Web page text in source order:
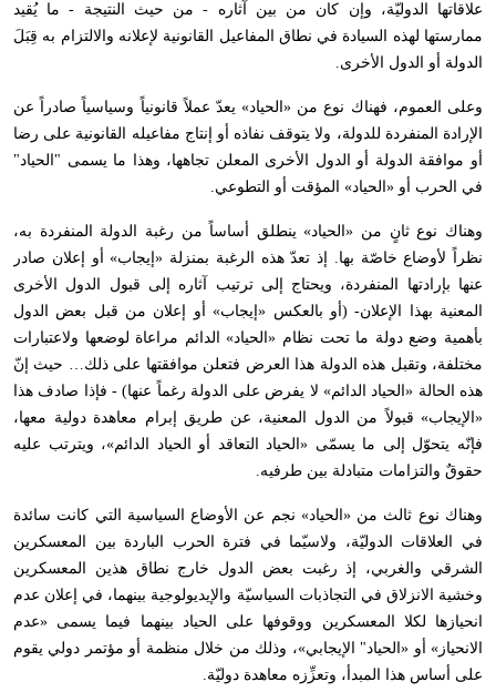
علاقاتها الدوليّة، وإن كان من بين آثاره - من حيث النتيجة - ما يُقيد
ممارستها لهذه السيادة في نطاق المفاعيل القانونية لإعلانه والالتزام به قِبَلَ
الدولة أو الدول الأخرى.
وعلى العموم، فهناك نوع من «الحياد» يعدّ عملاً قانونياً وسياسياً صادراً عن
الإرادة المنفردة للدولة، ولا يتوقف نفاذه أو إنتاج مفاعيله القانونية على رضا
أو موافقة الدولة أو الدول الأخرى المعلن تجاهها، وهذا ما يسمى "الحياد"
في الحرب أو «الحياد» المؤقت أو التطوعي.
وهناك نوع ثانٍ من «الحياد» ينطلق أساساً من رغبة الدولة المنفردة به،
نظراً لأوضاع خاصّة بها. إذ تعدّ هذه الرغبة بمنزلة «إيجاب» أو إعلان صادر
عنها بإرادتها المنفردة، ويحتاج إلى ترتيب آثاره إلى قبول الدول الأخرى
المعنية بهذا الإعلان- (أو بالعكس «إيجاب» أو إعلان من قبل بعض الدول
بأهمية وضع دولة ما تحت نظام «الحياد» الدائم مراعاة لوضعها ولاعتبارات
مختلفة، وتقبل هذه الدولة هذا العرض فتعلن موافقتها على ذلك… حيث إنّ
هذه الحالة «الحياد الدائم» لا يفرض على الدولة رغماً عنها) - فإذا صادف هذا
«الإيجاب» قبولاً من الدول المعنية، عن طريق إبرام معاهدة دولية معها،
فإنّه يتحوّل إلى ما يسمّى «الحياد التعاقد أو الحياد الدائم»، ويترتب عليه
حقوقٌ والتزامات متبادلة بين طرفيه.
وهناك نوع ثالث من «الحياد» نجم عن الأوضاع السياسية التي كانت سائدة
في العلاقات الدوليّة، ولاسيّما في فترة الحرب الباردة بين المعسكرين
الشرقي والغربي، إذ رغبت بعض الدول خارج نطاق هذين المعسكرين
وخشية الانزلاق في التجاذبات السياسيّة والإيديولوجية بينهما، في إعلان عدم
انحيازها لكلا المعسكرين ووقوفها على الحياد بينهما فيما يسمى «عدم
الانحياز» أو «الحياد" الإيجابي»، وذلك من خلال منظمة أو مؤتمر دولي يقوم
على أساس هذا المبدأ، وتعزِّزه معاهدة دوليّة.